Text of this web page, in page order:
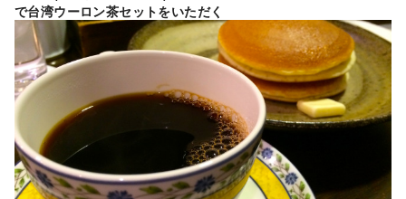
で台湾ウーロン茶セットをいただく